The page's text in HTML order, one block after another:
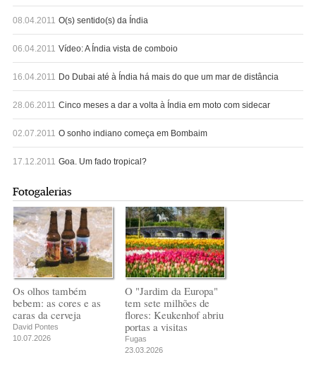
08.04.2011 O(s) sentido(s) da Índia
06.04.2011 Vídeo: A Índia vista de comboio
16.04.2011 Do Dubai até à Índia há mais do que um mar de distância
28.06.2011 Cinco meses a dar a volta à Índia em moto com sidecar
02.07.2011 O sonho indiano começa em Bombaim
17.12.2011 Goa. Um fado tropical?
Fotogalerias
Os olhos também
bebem: as cores e as
caras da cerveja
David Pontes
10.07.2026
O "Jardim da Europa"
tem sete milhões de
flores: Keukenhof abriu
portas a visitas
Fugas
23.03.2026